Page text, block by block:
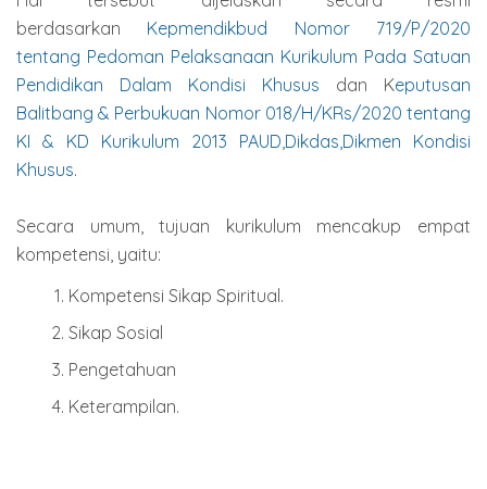
berdasarkan Kepmendikbud Nomor 719/P/2020
tentang Pedoman Pelaksanaan Kurikulum Pada Satuan
Pendidikan Dalam Kondisi Khusus dan Keputusan
Balitbang & Perbukuan Nomor 018/H/KRs/2020 tentang
KI & KD Kurikulum 2013 PAUD,Dikdas,Dikmen Kondisi
Khusus.
Secara umum, tujuan kurikulum mencakup empat
kompetensi, yaitu:
Kompetensi Sikap Spiritual.
Sikap Sosial
Pengetahuan
Keterampilan.